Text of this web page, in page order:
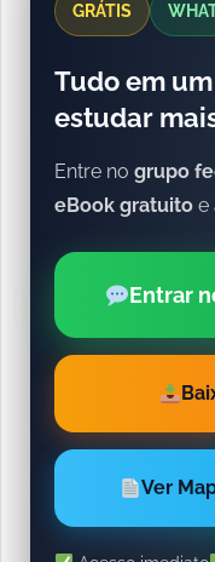
GRÁTIS
Tudo em
estudar
Entre no grupo
eBook gratuito e
Entrar
Ver